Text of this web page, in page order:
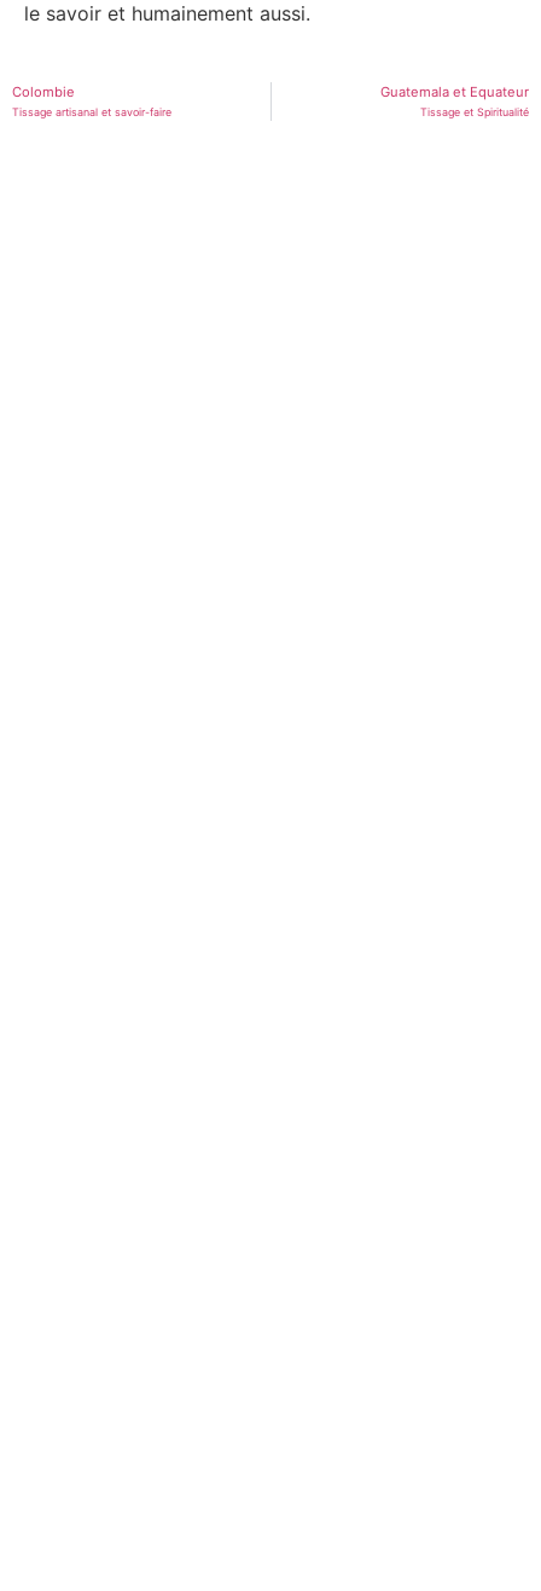
le savoir et humainement aussi.
Colombie
Tissage artisanal et savoir-faire
Guatemala et Equateur
Tissage et Spiritualité